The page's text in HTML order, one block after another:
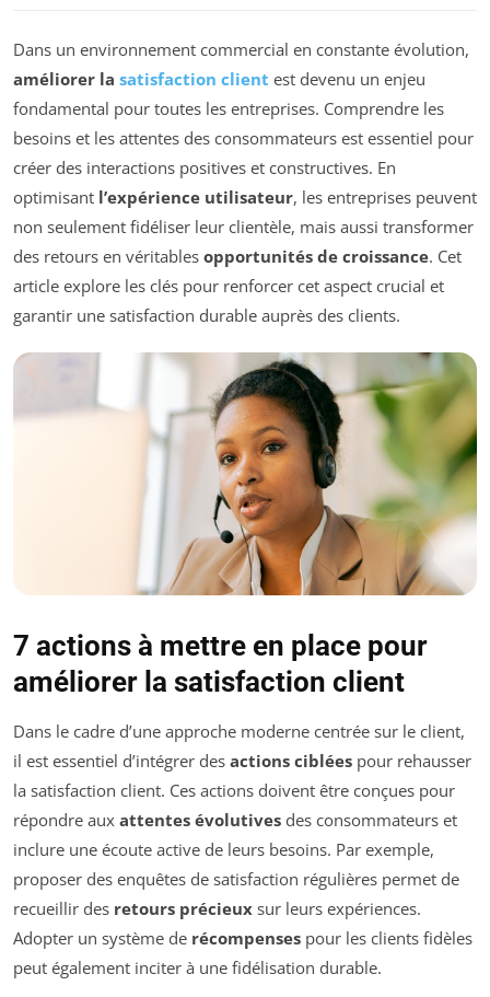
Dans un environnement commercial en constante évolution,
améliorer la satisfaction client est devenu un enjeu
fondamental pour toutes les entreprises. Comprendre les
besoins et les attentes des consommateurs est essentiel pour
créer des interactions positives et constructives. En
optimisant l’expérience utilisateur, les entreprises peuvent
non seulement fidéliser leur clientèle, mais aussi transformer
des retours en véritables opportunités de croissance. Cet
article explore les clés pour renforcer cet aspect crucial et
garantir une satisfaction durable auprès des clients.
7 actions à mettre en place pour
améliorer la satisfaction client
Dans le cadre d’une approche moderne centrée sur le client,
il est essentiel d’intégrer des actions ciblées pour rehausser
la satisfaction client. Ces actions doivent être conçues pour
répondre aux attentes évolutives des consommateurs et
inclure une écoute active de leurs besoins. Par exemple,
proposer des enquêtes de satisfaction régulières permet de
recueillir des retours précieux sur leurs expériences.
Adopter un système de récompenses pour les clients fidèles
peut également inciter à une fidélisation durable.